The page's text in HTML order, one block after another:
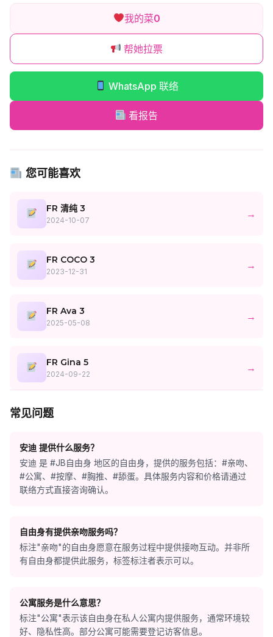
我的菜0
帮她拉票
WhatsApp 联络
看报告
您可能喜欢
FR 清纯 3
2024-10-07
→
FR COCO 3
2023-12-31
→
FR Ava 3
2025-05-08
→
FR Gina 5
2024-09-22
→
常见问题
安迪 提供什么服务？
安迪 是 #JB自由身 地区的自由身，提供的服务包括：#亲吻、
#公寓、#按摩、#胸推、#舔蛋。具体服务内容和价格请通过
联络方式直接咨询确认。
自由身有提供亲吻服务吗？
标注"亲吻"的自由身愿意在服务过程中提供接吻互动。并非所
有自由身都提供此服务，标签标注者表示可以。
公寓服务是什么意思？
标注"公寓"表示该自由身在私人公寓内提供服务，通常环境较
好、隐私性高。部分公寓可能需要登记访客信息。